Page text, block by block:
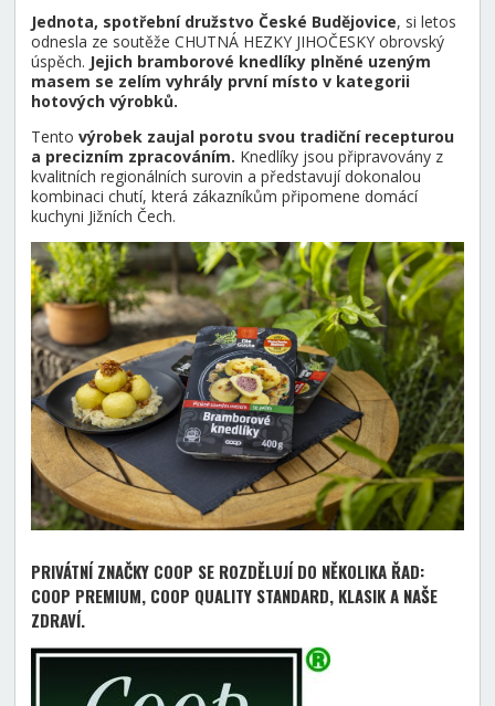
Jednota, spotřební družstvo České Budějovice, si letos
odnesla ze soutěže CHUTNÁ HEZKY JIHOČESKY obrovský
úspěch. Jejich bramborové knedlíky plněné uzeným
masem se zelím vyhrály první místo v kategorii
hotových výrobků.
Tento výrobek zaujal porotu svou tradiční recepturou
a precizním zpracováním. Knedlíky jsou připravovány z
kvalitních regionálních surovin a představují dokonalou
kombinaci chutí, která zákazníkům připomene domácí
kuchyni Jižních Čech.
PRIVÁTNÍ ZNAČKY COOP SE ROZDĚLUJÍ DO NĚKOLIKA ŘAD:
COOP PREMIUM, COOP QUALITY STANDARD, KLASIK A NAŠE
ZDRAVÍ.